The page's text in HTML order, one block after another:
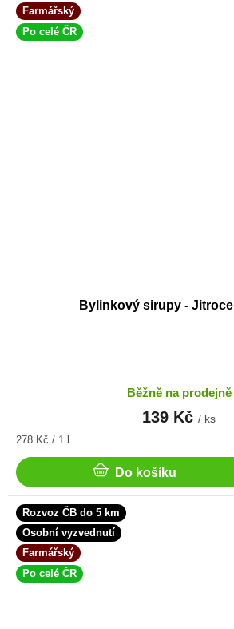
Farmářský
Po celé ČR
Bylinkový sirupy - Jitrocel
Běžně na prodejně
139 Kč / ks
Měrná
278 Kč / 1 l
Do košíku
Rozvoz ČB do 5 km
Osobní vyzvednutí
Farmářský
Po celé ČR